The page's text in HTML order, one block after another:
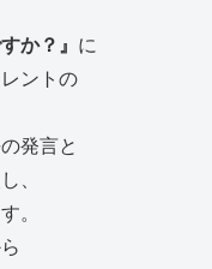
か？』 に
ントの
発言と
、
。